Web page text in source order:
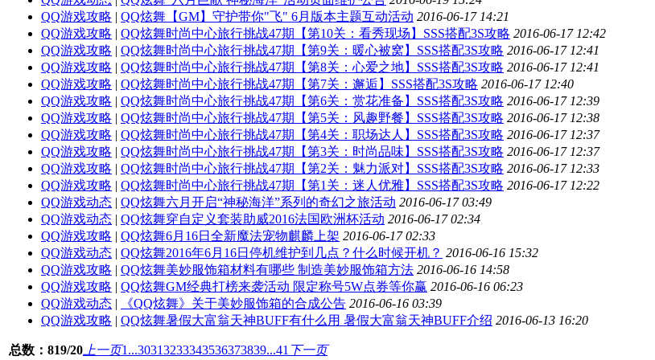
QQ游戏攻略 | QQ炫舞【GM】守护带你"飞" 6月版本主题互动活动 2016-06-17 14:21
QQ游戏攻略 | QQ炫舞时尚中心旅行挑战47期【第10关：看秀现场】SSS搭配3S攻略 2016-06-17 12:42
QQ游戏攻略 | QQ炫舞时尚中心旅行挑战47期【第9关：暖心被窝】SSS搭配3S攻略 2016-06-17 12:41
QQ游戏攻略 | QQ炫舞时尚中心旅行挑战47期【第8关：心爱之地】SSS搭配3S攻略 2016-06-17 12:41
QQ游戏攻略 | QQ炫舞时尚中心旅行挑战47期【第7关：邂逅】SSS搭配3S攻略 2016-06-17 12:40
QQ游戏攻略 | QQ炫舞时尚中心旅行挑战47期【第6关：赏花准备】SSS搭配3S攻略 2016-06-17 12:39
QQ游戏攻略 | QQ炫舞时尚中心旅行挑战47期【第5关：风趣野餐】SSS搭配3S攻略 2016-06-17 12:38
QQ游戏攻略 | QQ炫舞时尚中心旅行挑战47期【第4关：职场达人】SSS搭配3S攻略 2016-06-17 12:37
QQ游戏攻略 | QQ炫舞时尚中心旅行挑战47期【第3关：时尚品味】SSS搭配3S攻略 2016-06-17 12:37
QQ游戏攻略 | QQ炫舞时尚中心旅行挑战47期【第2关：魅力派对】SSS搭配3S攻略 2016-06-17 12:33
QQ游戏攻略 | QQ炫舞时尚中心旅行挑战47期【第1关：迷人优雅】SSS搭配3S攻略 2016-06-17 12:22
QQ游戏动态 | QQ炫舞六月开启“神秘海洋”系列的奇幻之旅活动 2016-06-17 03:49
QQ游戏动态 | QQ炫舞穿自定义套装助威2016法国欧洲杯活动 2016-06-17 02:34
QQ游戏攻略 | QQ炫舞6月16日全新魔法宠物麒麟上架 2016-06-17 02:33
QQ游戏动态 | QQ炫舞2016年6月16日停机维护到几点？什么时候开机？ 2016-06-16 15:32
QQ游戏攻略 | QQ炫舞美妙服饰箱材料有哪些 制造美妙服饰箱方法 2016-06-16 14:58
QQ游戏攻略 | QQ炫舞GM经典打榜来袭活动 限定称号5W点券等你赢 2016-06-16 06:23
QQ游戏动态 | 《QQ炫舞》关于美妙服饰箱的合成公告 2016-06-16 03:39
QQ游戏攻略 | QQ炫舞暑假大富翁天神BUFF有什么用 暑假大富翁天神BUFF介绍 2016-06-13 16:20
总数：819/20 上一页1...30313233343536373839...41 下一页